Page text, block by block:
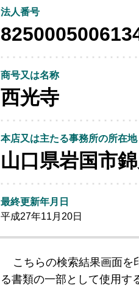
法人番号
商号又は名称
西光寺
本店又は主たる事務所の所在地
山口県岩国市
最終更新年月日
平成27年11月20日
こちらの検索結果画面
る書類の一部として使用す